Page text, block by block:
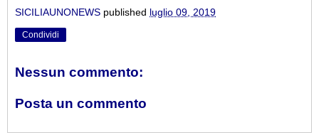
SICILIAUNONEWS published luglio 09, 2019
Condividi
Nessun commento:
Posta un commento